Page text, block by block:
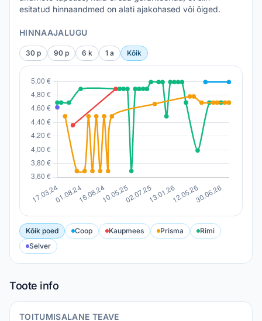
esitatud hinnaandmed on alati ajakohased või õiged.
HINNAAJALUGU
30 p 90 p 6 k 1 a Kõik
Kõik poed Coop Kaupmees Prisma
Rimi
Selver
Toote info
TOITUMISALANE TEAVE